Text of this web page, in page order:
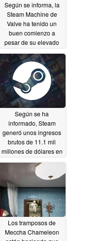
Según se informa, la
Steam Machine de
Valve ha tenido un
buen comienzo a
pesar de su elevado
07/19/2026
Según se ha
informado, Steam
generó unos ingresos
brutos de 11.1 mil
millones de dólares en
2026, lo que supone
su mejor resultado
semestral de la historia
07/10/2026
Los tramposos de
Meccha Chameleon